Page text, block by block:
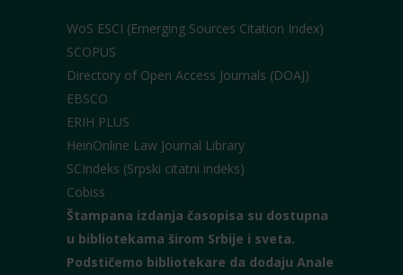
WoS ESCI (Emerging Sources Citation Index)
SCOPUS
Directory of Open Access Journals (DOAJ)
EBSCO
ERIH PLUS
HeinOnline Law Journal Library
SCIndeks (Srpski citatni indeks)
Cobiss
Štampana izdanja časopisa su dostupna
u bibliotekama širom Srbije i sveta.
Podstičemo bibliotekare da dodaju Anale